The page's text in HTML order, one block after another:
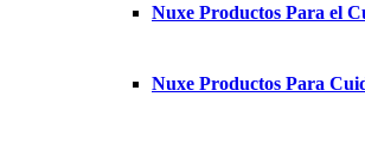
Nuxe Productos Para el
Nuxe Productos Para